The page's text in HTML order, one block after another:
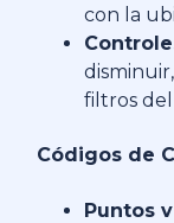
con la
filtros
Códigos de
Puntos